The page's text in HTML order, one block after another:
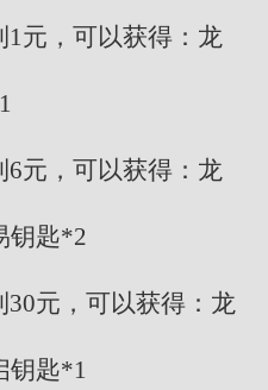
1元，可以获得：龙
6元，可以获得：龙
钥匙*2
30元，可以获得：龙
钥匙*1